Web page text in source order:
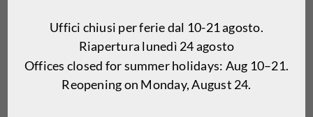
Garden 605 Jungle 24
Uffici chiusi per ferie dal 10-21 agosto.
Riapertura lunedì 24 agosto
Offices closed for summer holidays: Aug 10–21.
Reopening on Monday, August 24.